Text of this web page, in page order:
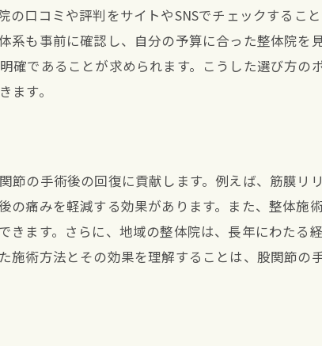
口コミや評判をサイトやSNSでチェックするこ
も事前に確認し、自分の予算に合った整体院を
であることが求められます。こうした選び方の
す。
の手術後の回復に貢献します。例えば、筋膜リ
痛みを軽減する効果があります。また、整体施
ます。さらに、地域の整体院は、長年にわたる
術方法とその効果を理解することは、股関節の